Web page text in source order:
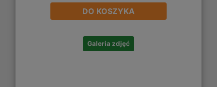
DO KOSZYKA
Galeria zdjęć